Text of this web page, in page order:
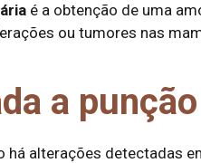
é a obtenção de uma
ou tumores nas
a
há alterações detectadas